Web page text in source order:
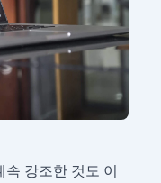
강조한 것도 이